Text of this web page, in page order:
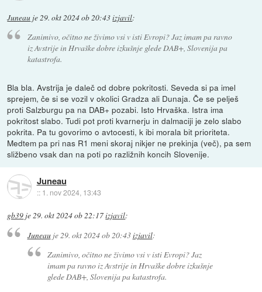
Juneau je29. okt 2024 ob 20:43izjavil:
Zanimivo, očitno ne živimo vsi v isti Evropi? Jaz imam pa ravno
iz Avstrije in Hrvaške dobre izkušnje glede DAB+, Slovenija pa
katastrofa.
Bla bla. Avstrija je daleč od dobre pokritosti. Seveda si pa imel
sprejem, če si se vozil v okolici Gradza ali Dunaja. Če se pelješ
proti Salzburgu pa na DAB+ pozabi. Isto Hrvaška. Istra ima
pokritost slabo. Tudi pot proti kvarnerju in dalmaciji je zelo slabo
pokrita. Pa tu govorimo o avtocesti, k ibi morala bit prioriteta.
Medtem pa pri nas R1 meni skoraj nikjer ne prekinja (več), pa sem
sližbeno vsak dan na poti po razližnih koncih Slovenije.
Juneau
:: 1. nov 2024, 13:43
gb39 je29. okt 2024 ob 22:17izjavil:
Juneauje29. okt 2024 ob 20:43izjavil:
Zanimivo, očitno ne živimo vsi v isti Evropi? Jaz
imam pa ravno iz Avstrije in Hrvaške dobre izkušnje
glede DAB+, Slovenija pa katastrofa.